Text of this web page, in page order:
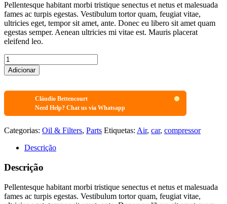
Pellentesque habitant morbi tristique senectus et netus et malesuada
fames ac turpis egestas. Vestibulum tortor quam, feugiat vitae,
ultricies eget, tempor sit amet, ante. Donec eu libero sit amet quam
egestas semper. Aenean ultricies mi vitae est. Mauris placerat
eleifend leo.
Synthetic
Oil
+
quantidade
Adicionar
Cláudio Bettencourt
Need Help? Chat us via Whatsapp
Categorias: Oil & Filters, Parts Etiquetas: Air, car, compressor
Descrição
Descrição
Pellentesque habitant morbi tristique senectus et netus et malesuada
fames ac turpis egestas. Vestibulum tortor quam, feugiat vitae,